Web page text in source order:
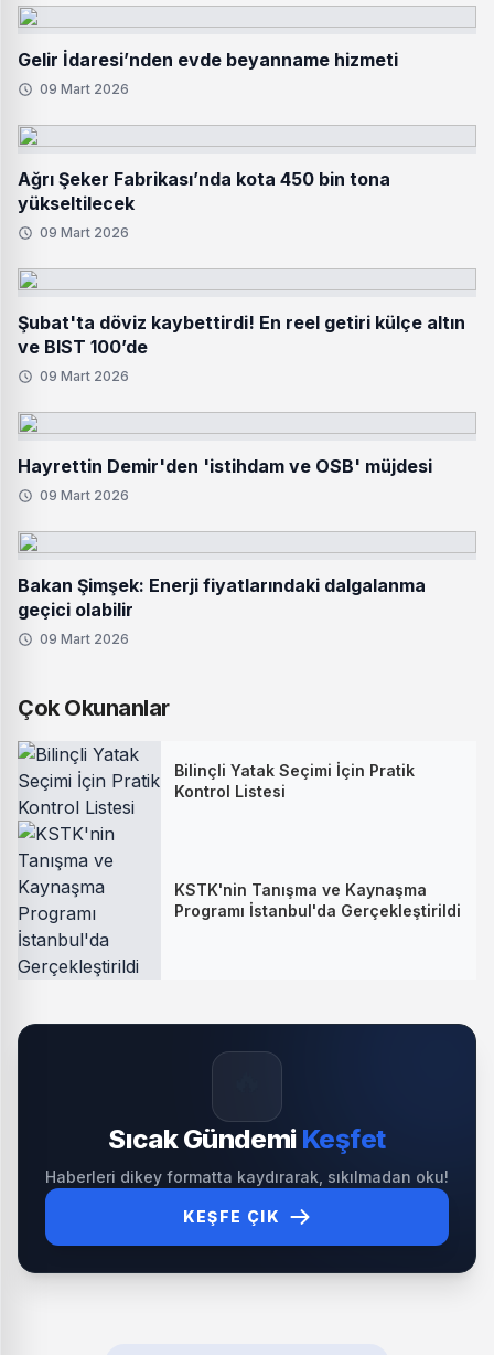
Gelir İdaresi’nden evde beyanname hizmeti
09 Mart 2026
Ağrı Şeker Fabrikası’nda kota 450 bin tona
yükseltilecek
09 Mart 2026
Şubat'ta döviz kaybettirdi! En reel getiri külçe altın
ve BIST 100’de
09 Mart 2026
Hayrettin Demir'den 'istihdam ve OSB' müjdesi
09 Mart 2026
Bakan Şimşek: Enerji fiyatlarındaki dalgalanma
geçici olabilir
09 Mart 2026
Çok Okunanlar
Bilinçli Yatak Seçimi İçin Pratik
Kontrol Listesi
KSTK'nin Tanışma ve Kaynaşma
Programı İstanbul'da Gerçekleştirildi
Sıcak Gündemi Keşfet
Haberleri dikey formatta kaydırarak, sıkılmadan oku!
KEŞFE ÇIK